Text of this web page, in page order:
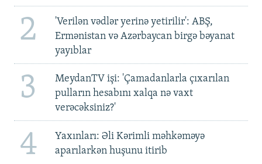
2
'Verilən vədlər yerinə yetirilir': ABŞ,
Ermənistan və Azərbaycan birgə bəyanat
yayıblar
3
MeydanTV işi: 'Çamadanlarla çıxarılan
pulların hesabını xalqa nə vaxt
verəcəksiniz?'
4
Yaxınları: Əli Kərimli məhkəməyə
aparılarkən huşunu itirib